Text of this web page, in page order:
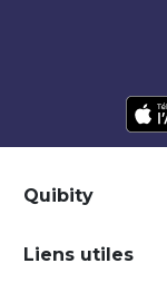
Quibity
Liens utiles